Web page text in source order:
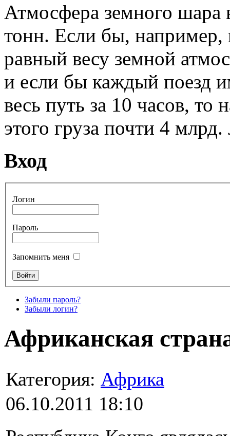
Атмосфера земного шара
тонн. Если бы, например,
равный весу земной
и если бы каждый поезд
весь путь за 10 часов, то
этого груза почти 4 млрд.
Вход
Логин
Пароль
Запомнить меня
Забыли пароль?
Забыли логин?
Африканская
Категория: Африка
06.10.2011 18:10